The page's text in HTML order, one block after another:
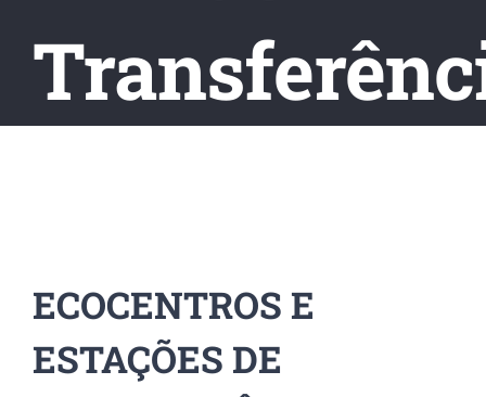
ECOCENTROS E
ESTAÇÕES DE